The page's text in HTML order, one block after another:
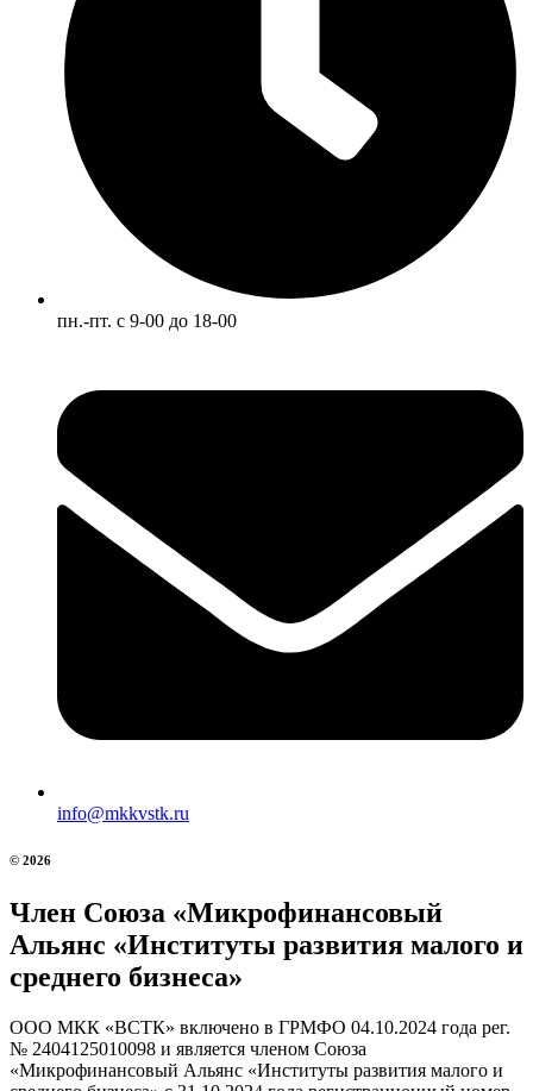
пн.-пт. с 9-00 до 18-00
info@mkkvstk.ru
© 2026
Член Союза «Микрофинансовый
Альянс «Институты развития малого и
среднего бизнеса»
ООО МКК «ВСТК» включено в ГРМФО 04.10.2024 года рег.
№ 2404125010098 и является членом Союза
«Микрофинансовый Альянс «Институты развития малого и